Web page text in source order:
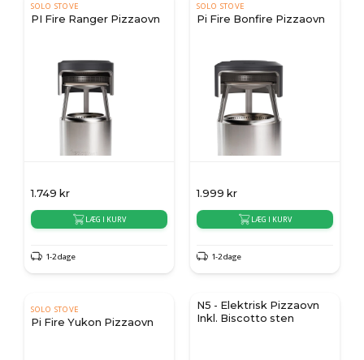
SOLO STOVE
PI Fire Ranger Pizzaovn
1.749 kr
LÆG I KURV
1-2 dage
SOLO STOVE
Pi Fire Bonfire Pizzaovn
1.999 kr
LÆG I KURV
1-2 dage
SOLO STOVE
Pi Fire Yukon Pizzaovn
N5 - Elektrisk Pizzaovn
Inkl. Biscotto sten